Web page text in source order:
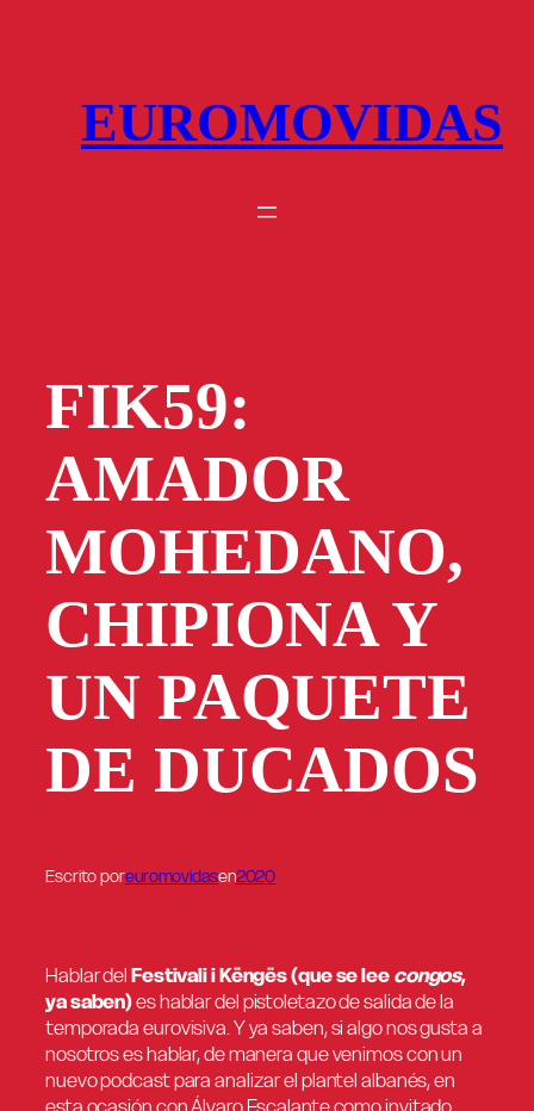
EUROMOVIDAS
FIK59:
AMADOR
MOHEDANO,
CHIPIONA Y
UN PAQUETE
DE DUCADOS
Escrito poreuromovidasen2020
Hablar del Festivali i Këngës (que se lee congos,
ya saben)es hablar del pistoletazo de salida de la
temporada eurovisiva. Y ya saben, si algo nos gusta a
nosotros es hablar, de manera que venimos con un
nuevo podcast para analizar el plantel albanés, en
esta ocasión con Álvaro Escalante como invitado.